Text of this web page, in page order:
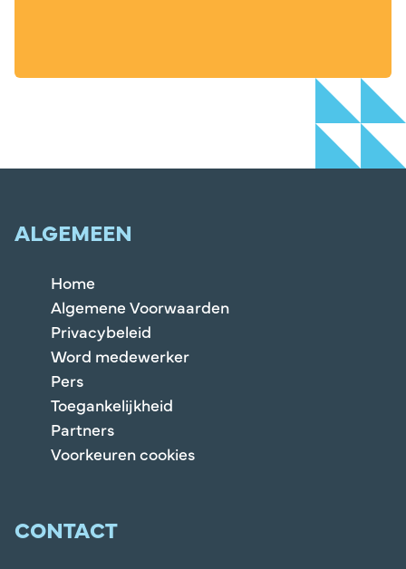
ALGEMEEN
Home
Algemene Voorwaarden
Privacybeleid
Word medewerker
Pers
Toegankelijkheid
Partners
Voorkeuren cookies
CONTACT